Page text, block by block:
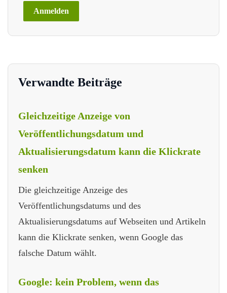
Verwandte Beiträge
Gleichzeitige Anzeige von
Veröffentlichungsdatum und
Aktualisierungsdatum kann die Klickrate
senken
Die gleichzeitige Anzeige des
Veröffentlichungsdatums und des
Aktualisierungsdatums auf Webseiten und Artikeln
kann die Klickrate senken, wenn Google das
falsche Datum wählt.
Google: kein Problem, wenn das